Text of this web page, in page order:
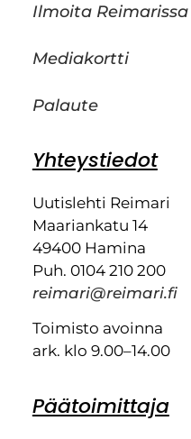
Ilmoita Reimarissa
Mediakortti
Palaute
Yhteystiedot
Uutislehti Reimari
Maariankatu 14
49400 Hamina
Puh. 0104 210 200
reimari@reimari.fi
Toimisto avoinna
ark. klo 9.00–14.00
Päätoimittaja